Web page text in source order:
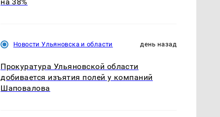
Новости Ульяновска и области день назад
Прокуратура Ульяновской области
добивается изъятия полей у компаний
Шаповалова